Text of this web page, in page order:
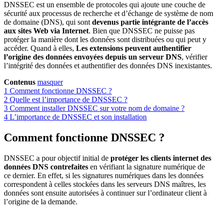
DNSSEC est un ensemble de protocoles qui ajoute une couche de
sécurité aux processus de recherche et d’échange de système de nom
de domaine (DNS), qui sont devenus partie intégrante de l’accès
aux sites Web via Internet. Bien que DNSSEC ne puisse pas
protéger la manière dont les données sont distribuées ou qui peut y
accéder. Quand à elles, Les extensions peuvent authentifier
l’origine des données envoyées depuis un serveur DNS, vérifier
l’intégrité des données et authentifier des données DNS inexistantes.
Contenus masquer
1 Comment fonctionne DNSSEC ?
2 Quelle est l’importance de DNSSEC ?
3 Comment installer DNSSEC sur votre nom de domaine ?
4 L’importance de DNSSEC et son installation
Comment fonctionne DNSSEC ?
DNSSEC a pour objectif initial de protéger les clients internet des
données DNS contrefaites en vérifiant la signature numérique de
ce dernier. En effet, si les signatures numériques dans les données
correspondent à celles stockées dans les serveurs DNS maîtres, les
données sont ensuite autorisées à continuer sur l’ordinateur client à
l’origine de la demande.